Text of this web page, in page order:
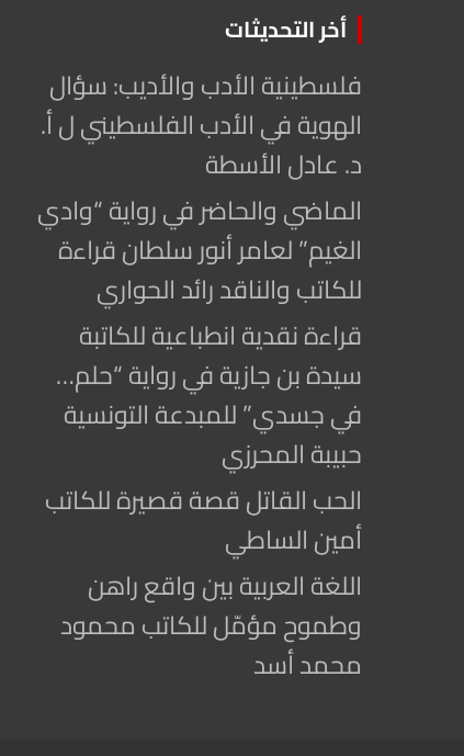
أخر التحديثات
فلسطينية الأدب والأديب: سؤال
الهوية في الأدب الفلسطيني ل أ.
د. عادل الأسطة
الماضي والحاضر في رواية “وادي
الغيم” لعامر أنور سلطان قراءة
للكاتب والناقد رائد الحواري
قراءة نقدية انطباعية للكاتبة
سيدة بن جازية في رواية “حلم…
في جسدي” للمبدعة التونسية
حبيبة المحرزي
الحب القاتل قصة قصيرة للكاتب
أمين الساطي
اللغة العربية بين واقع راهن
وطموح مؤمّل للكاتب محمود
محمد أسد